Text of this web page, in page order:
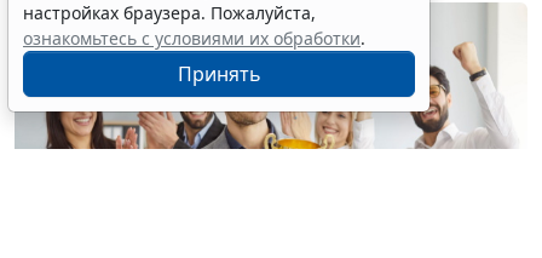
настройках браузера. Пожалуйста,
ознакомьтесь с условиями их обработки.
Принять